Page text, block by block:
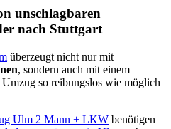
unschlagbaren
nach Stuttgart
überzeugt nicht nur mit
, sondern auch mit einem
so reibungslos wie möglich
Ulm 2 Mann + LKW benötigen